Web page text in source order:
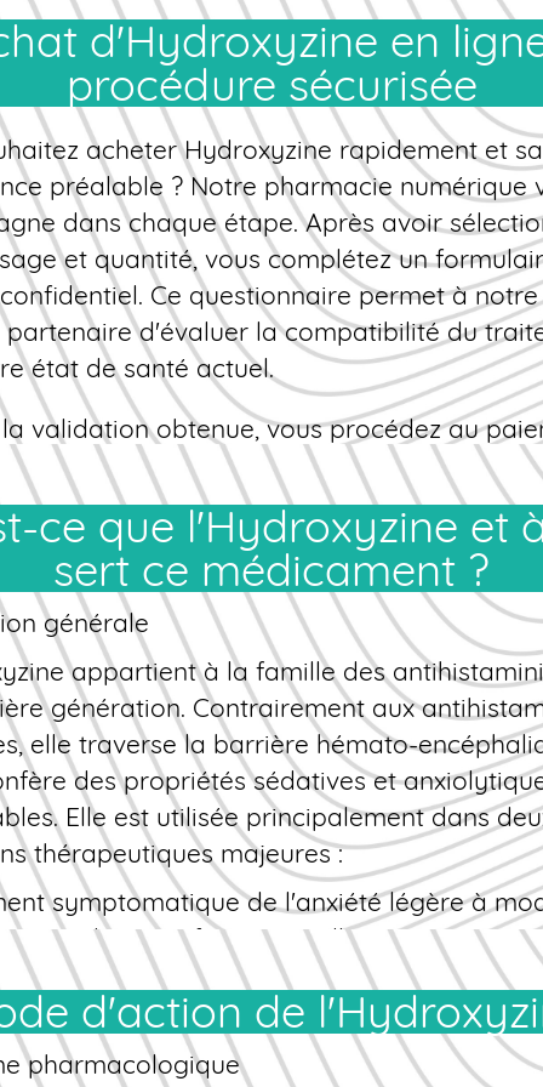
un questionnaire de santé détaillé,
analyse votre profil, et vous recevez
directement à domicile. Cette procédure
légal, desprixcompétitifs et une livraison
France. Profitez d'un service
accessible 24h/24, pour obtenir votre
prix.
procédure sécurisée
acheter Hydroxyzine rapidement et
préalable ? Notre pharmacie numérique
dans chaque étape. Après avoir
et quantité, vous complétez un
Ce questionnaire permet à notre
partenaire d'évaluer la compatibilité du
état de santé actuel.
validation obtenue, vous procédez au
PayPal, virement). Votre colis est ensuite
sous emballage neutre, garantissant totale
Délai moyen de livraison : 48 à 72 heures
Vous bénéficiez également d'un
disponible pour répondre à toutes vos
sur l'utilisation, la posologie ou les
Commanderen lignen'a jamais
sûr.
sert ce médicament ?
générale
appartient à la famille des
génération. Contrairement aux
elle traverse la barrière hémato-
des propriétés sédatives et
Elle est utilisée principalement dans
thérapeutiques majeures :
symptomatique de l'anxiété légère à
des manifestations allergiques
prurit).
et formes disponibles
se présente sous plusieurs formes
d'action de
pharmacologique